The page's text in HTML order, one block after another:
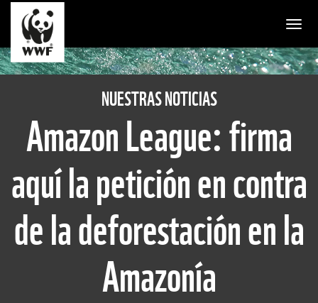
NUESTRAS NOTICIAS
Amazon League: firma
aquí la petición en contra
de la deforestación en la
Amazonía